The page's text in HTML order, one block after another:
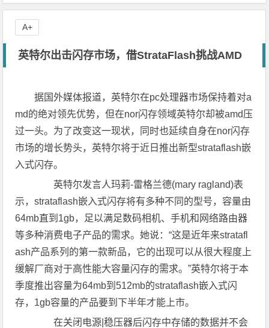
英特尔出击闪存市场，借StrataFlash挑战AMD
据国外媒体报道，英特尔在pc处理器市场保持着对a
md的绝对领先优势，但在nor闪存领域英特尔却被amd压
过一头。为了改变这一现状，同时也延续自身在nor闪存
市场的增长势头，英特尔将于近日推出新型strataflash嵌
入式闪存。
英特尔发言人玛莉-雷格兰德(mary ragland)表
示，strataflash嵌入式闪存将有多种不同的型号，容量由
64mb直到1gb，足以满足数码相机、手机和网络路由器
等多种消费电子产品的需求。她说：“这是近年来stratafl
ash产品系列的第一款新品，它的出现可以从很大程度上
缓解厂商对于高性能大容量闪存的需求。”英特尔将于本
季度推出容量为64mb到512mb的strataflash嵌入式闪
存，1gb容量的产品要到下半年才能上市。
在关闭电源|稳压器后闪存中存储的数据并不会
A+